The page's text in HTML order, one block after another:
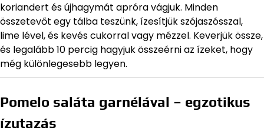
koriandert és újhagymát apróra vágjuk. Minden
összetevőt egy tálba teszünk, ízesítjük szójaszósszal,
lime lével, és kevés cukorral vagy mézzel. Keverjük össze,
és legalább 10 percig hagyjuk összeérni az ízeket, hogy
még különlegesebb legyen.
Pomelo saláta garnélával – egzotikus
ízutazás